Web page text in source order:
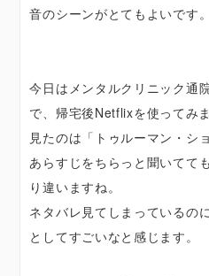
音のシーンがとてもよいです。
今日はメンタルクリニック通
で、帰宅後Netflixを使ってみま
見たのは「トゥルーマン・ショ
あらすじをちらっと聞いてて
り違いますね。
ネタバレ見てしまっているの
としてすごいなと感じます。